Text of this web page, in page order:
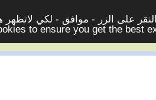
على الزر - موافق - لكي لاتظهر
to ensure you get the best